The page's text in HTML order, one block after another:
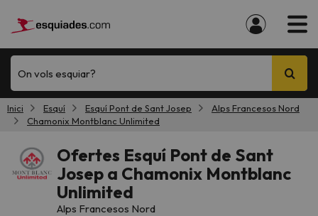
On vols esquiar?
Inici Esquí Esquí Pont de Sant Josep
Alps Francesos Nord
Chamonix Montblanc Unlimited
Ofertes Esquí Pont de Sant
Josep a Chamonix Montblanc
Unlimited
Alps Francesos Nord